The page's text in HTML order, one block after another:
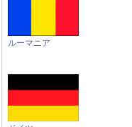
ルーマニア